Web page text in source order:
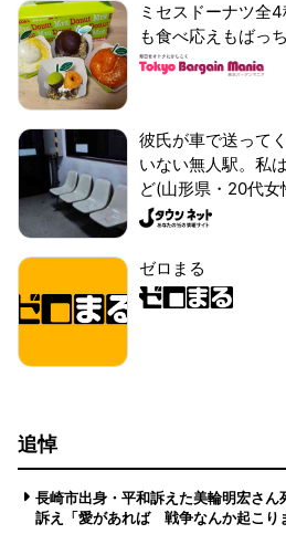
ミセスドーナツ全
も食べ応えもばっ
彼氏が車で送って
いない無人駅。私
ど(山形県・20代
ゼロまる
追悼
長崎市出身・平和訴えた美輪明宏さ
訴え「愛があれば 戦争なんか起こり